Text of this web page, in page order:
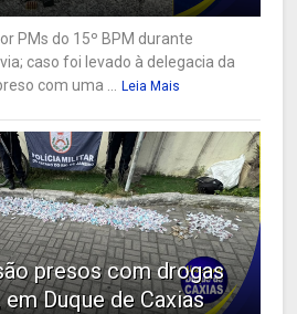
PMs do 15º BPM durante
caso foi levado à delegacia da
com uma ...
Leia Mais
presos com drogas
Duque de Caxias